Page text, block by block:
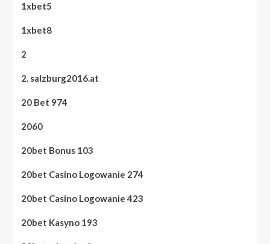
1xbet5
1xbet8
2
2. salzburg2016.at
20 Bet 974
2060
20bet Bonus 103
20bet Casino Logowanie 274
20bet Casino Logowanie 423
20bet Kasyno 193